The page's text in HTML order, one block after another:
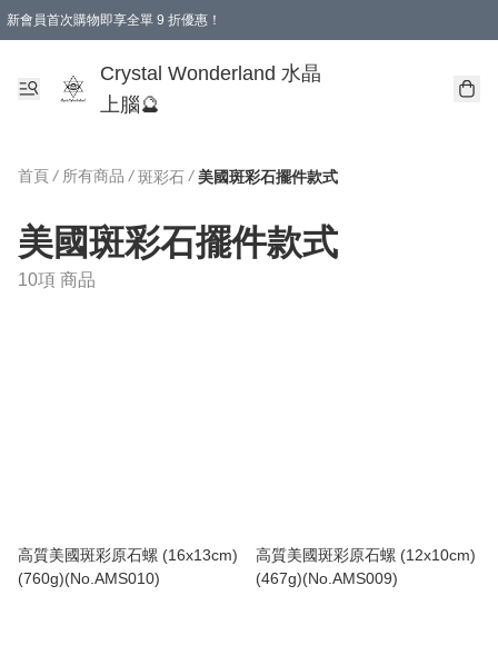
新會員首次購物即享全單 9 折優惠！
Crystal Wonderland 水晶
上腦🔮
首頁 / 所有商品 / 斑彩石 / 美國斑彩石擺件款式
美國斑彩石擺件款式
10項 商品
高質美國斑彩原石螺 (16x13cm)
(760g)(No.AMS010)
高質美國斑彩原石螺 (12x10cm)
(467g)(No.AMS009)